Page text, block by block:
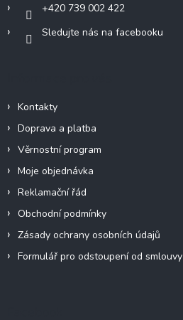
+420 739 002 422
Sledujte nás na facebooku
Kontakty
Doprava a platba
Věrnostní program
Moje objednávka
Reklamační řád
Obchodní podmínky
Zásady ochrany osobních údajů
Formulář pro odstoupení od smlouvy